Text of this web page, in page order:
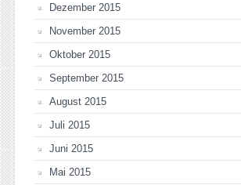
Dezember 2015
November 2015
Oktober 2015
September 2015
August 2015
Juli 2015
Juni 2015
Mai 2015